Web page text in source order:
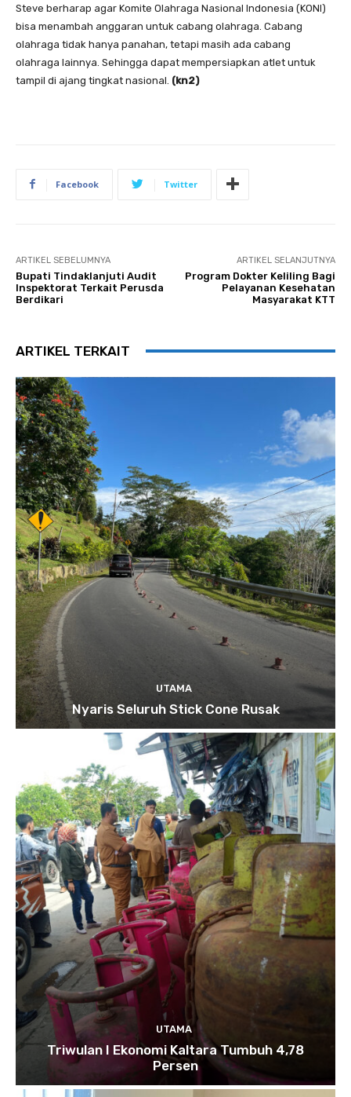
Steve berharap agar Komite Olahraga Nasional Indonesia (KONI)
bisa menambah anggaran untuk cabang olahraga. Cabang
olahraga tidak hanya panahan, tetapi masih ada cabang
olahraga lainnya. Sehingga dapat mempersiapkan atlet untuk
tampil di ajang tingkat nasional. (kn2)
Facebook Twitter
ARTIKEL SEBELUMNYA
Bupati Tindaklanjuti Audit
Inspektorat Terkait Perusda
Berdikari
ARTIKEL SELANJUTNYA
Program Dokter Keliling Bagi
Pelayanan Kesehatan
Masyarakat KTT
ARTIKEL TERKAIT
UTAMA
Nyaris Seluruh Stick Cone Rusak
UTAMA
Triwulan I Ekonomi Kaltara Tumbuh 4,78
Persen